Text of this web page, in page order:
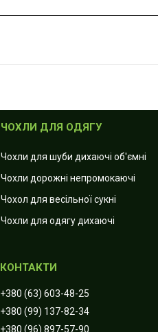
ЧОХЛИ ДЛЯ ОДЯГУ
Чохли для шуби дихаючі об'ємні
Чохли дорожні непромокаючі
Чохол для весільної сукні
Чохли для одягу дихаючі
+380 (63) 603-48-25
+380 (99) 137-82-34
+380 (96) 897-57-90